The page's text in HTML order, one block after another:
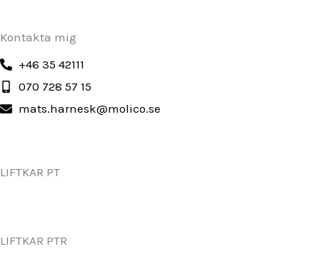
Kontakta mig
+46 35 42111
070 728 57 15
mats.harnesk@molico.se
LIFTKAR PT
LIFTKAR PTR